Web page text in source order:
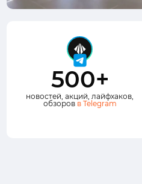
500+
новостей, акций, лайфхаков,
обзоров в Telegram